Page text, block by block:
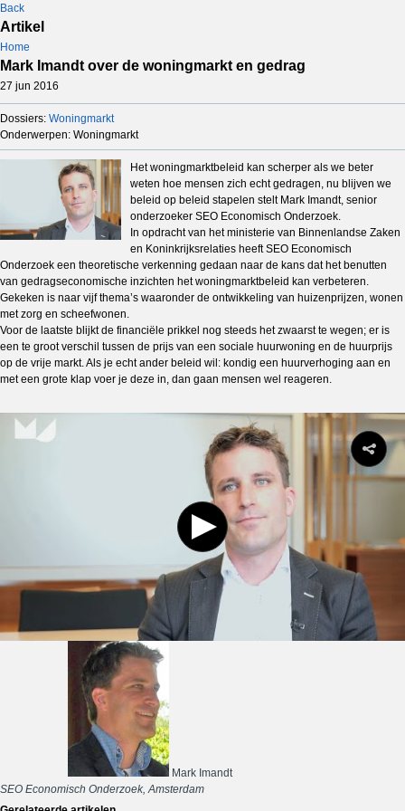
Back
Artikel
Home
Mark Imandt over de woningmarkt en gedrag
27 jun 2016
Dossiers: Woningmarkt
Onderwerpen: Woningmarkt
Het woningmarktbeleid kan scherper als we beter
weten hoe mensen zich echt gedragen, nu blijven we
beleid op beleid stapelen stelt Mark Imandt, senior
onderzoeker SEO Economisch Onderzoek.
In opdracht van het ministerie van Binnenlandse Zaken
en Koninkrijksrelaties heeft SEO Economisch
Onderzoek een theoretische verkenning gedaan naar de kans dat het benutten
van gedragseconomische inzichten het woningmarktbeleid kan verbeteren.
Gekeken is naar vijf thema’s waaronder de ontwikkeling van huizenprijzen, wonen
met zorg en scheefwonen.
Voor de laatste blijkt de financiële prikkel nog steeds het zwaarst te wegen; er is
een te groot verschil tussen de prijs van een sociale huurwoning en de huurprijs
op de vrije markt. Als je echt ander beleid wil: kondig een huurverhoging aan en
met een grote klap voer je deze in, dan gaan mensen wel reageren.
Mark Imandt
SEO Economisch Onderzoek, Amsterdam